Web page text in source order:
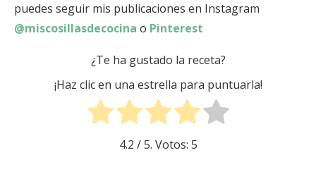
puedes seguir mis publicaciones en Instagram
@miscosillasdecocina o Pinterest
¿Te ha gustado la receta?
¡Haz clic en una estrella para puntuarla!
4.2 / 5. Votos: 5